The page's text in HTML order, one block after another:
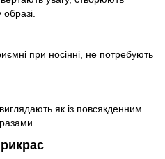
при носінні, не потребують
як із повсякденним